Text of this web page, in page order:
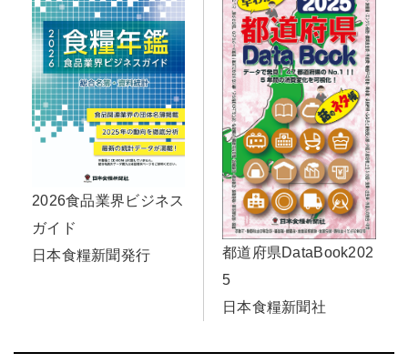
2026食品業界ビジネス
ガイド
日本食糧新聞発行
都道府県DataBook202
5
日本食糧新聞社